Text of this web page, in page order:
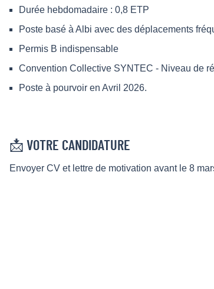
Durée hebdomadaire : 0,8 ETP
Poste basé à Albi avec des déplacements
Permis B indispensable
Convention Collective SYNTEC - Niveau de
Poste à pourvoir en Avril 2026.
📩 VOTRE CANDIDATURE
Envoyer CV et lettre de motivation avant le 8